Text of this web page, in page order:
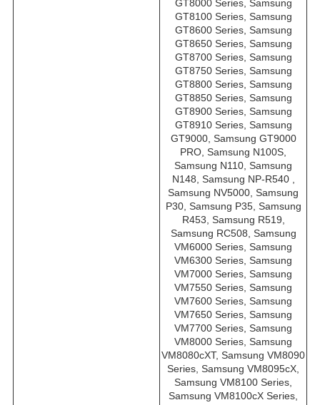
GT8000 Series, Samsung
GT8100 Series, Samsung
GT8600 Series, Samsung
GT8650 Series, Samsung
GT8700 Series, Samsung
GT8750 Series, Samsung
GT8800 Series, Samsung
GT8850 Series, Samsung
GT8900 Series, Samsung
GT8910 Series, Samsung
GT9000, Samsung GT9000
PRO, Samsung N100S,
Samsung N110, Samsung
N148, Samsung NP-R540 ,
Samsung NV5000, Samsung
P30, Samsung P35, Samsung
R453, Samsung R519,
Samsung RC508, Samsung
VM6000 Series, Samsung
VM6300 Series, Samsung
VM7000 Series, Samsung
VM7550 Series, Samsung
VM7600 Series, Samsung
VM7650 Series, Samsung
VM7700 Series, Samsung
VM8000 Series, Samsung
VM8080cXT, Samsung VM8090
Series, Samsung VM8095cX,
Samsung VM8100 Series,
Samsung VM8100cX Series,